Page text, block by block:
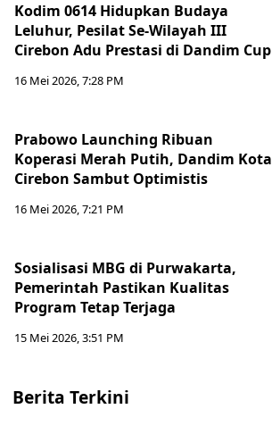
Kodim 0614 Hidupkan Budaya
Leluhur, Pesilat Se-Wilayah III
Cirebon Adu Prestasi di Dandim Cup
16 Mei 2026, 7:28 PM
Prabowo Launching Ribuan
Koperasi Merah Putih, Dandim Kota
Cirebon Sambut Optimistis
16 Mei 2026, 7:21 PM
Sosialisasi MBG di Purwakarta,
Pemerintah Pastikan Kualitas
Program Tetap Terjaga
15 Mei 2026, 3:51 PM
Berita Terkini